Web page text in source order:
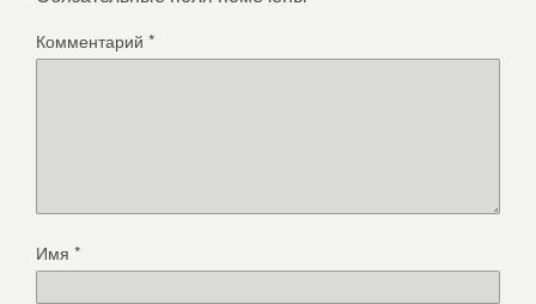
Комментарий *
Имя *